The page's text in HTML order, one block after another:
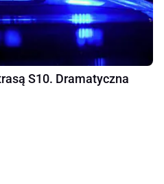
S10. Dramatyczna